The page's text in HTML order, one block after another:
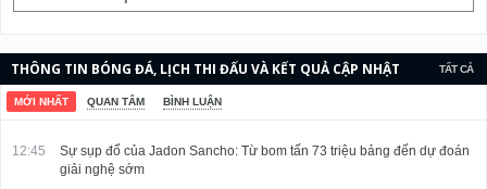
TẤT CẢ
THÔNG TIN BÓNG ĐÁ, LỊCH THI ĐẤU VÀ KẾT QUẢ CẬP NHẬT
LIÊN TỤC.
MỚI NHẤT QUAN TÂM BÌNH LUẬN
12:45
Sự sụp đổ của Jadon Sancho: Từ bom tấn 73 triệu bảng đến dự đoán
giải nghệ sớm